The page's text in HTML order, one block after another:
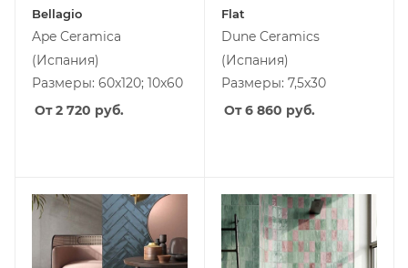
Bellagio
Ape Ceramica
(Испания)
Размеры: 60x120; 10x60
От 2 720 руб.
Flat
Dune Ceramics
(Испания)
Размеры: 7,5x30
От 6 860 руб.